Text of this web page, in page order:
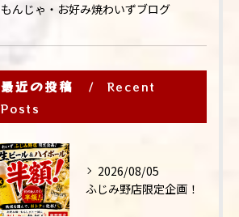
もんじゃ・お好み焼わいずブログ
最近の投稿
Recent
Posts
2026/08/05
ふじみ野店限定企画！